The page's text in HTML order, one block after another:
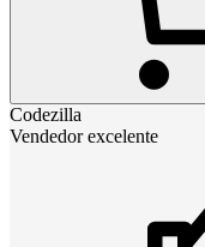
Codezilla
Vendedor excelente